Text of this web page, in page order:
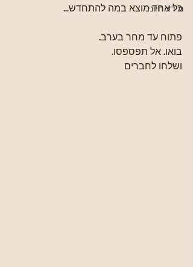
מידע חיוני
כל אחד מוצא במה להתחדש...
פתוח עד מחר בערב.
בואו. אל תפספסו.
ושלחו לחברים